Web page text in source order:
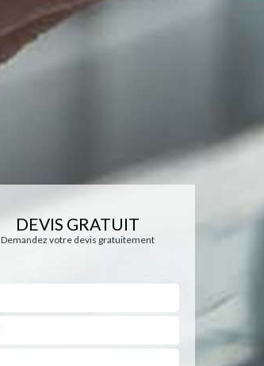
DEVIS GRATUIT
Demandez votre devis gratuitement